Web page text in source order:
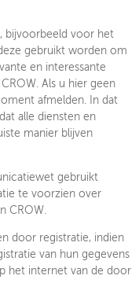
bijvoorbeeld voor het
gebruikt worden om
en interessante
Als u hier geen
afmelden. In dat
alle diensten en
manier blijven
gebruikt
te voorzien over
CROW.
door registratie, indien
van hun gegevens
het internet van de door